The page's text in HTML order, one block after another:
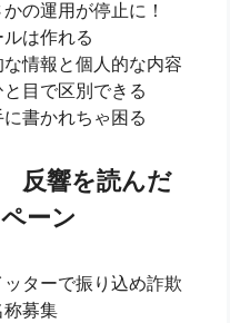
かの運用が停止に！
ルは作れる
な情報と個人的な内容
と目で区別できる
に書かれちゃ困る
反響を読んだ
ーン
ッターで振り込め詐欺
称募集